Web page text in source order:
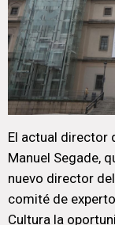
El actual director
Manuel Segade,
nuevo director
comité de
Cultura la